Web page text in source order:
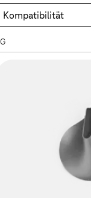
Kompatibilität